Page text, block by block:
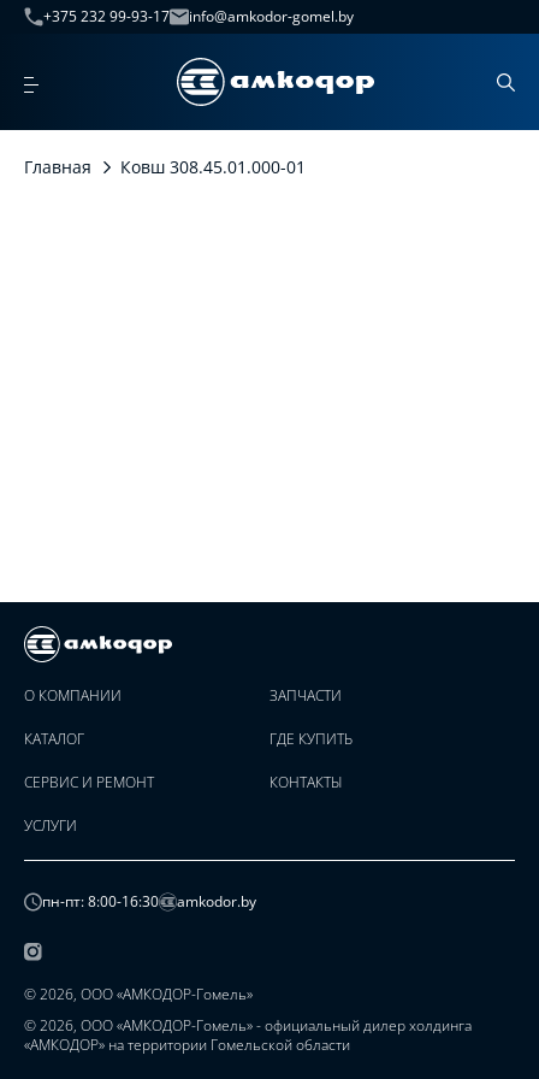
+375 232 99-93-17 info@amkodor-gomel.by
Главная Ковш 308.45.01.000-01
О КОМПАНИИ
КАТАЛОГ
СЕРВИС И РЕМОНТ
УСЛУГИ
ЗАПЧАСТИ
ГДЕ КУПИТЬ
КОНТАКТЫ
пн-пт: 8:00-16:30 amkodor.by
© 2026, ООО «АМКОДОР-Гомель»
© 2026, ООО «АМКОДОР-Гомель» - официальный дилер холдинга
«АМКОДОР» на территории Гомельской области